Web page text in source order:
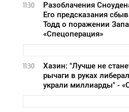
11:30
Разоблачения
Его предсказания
Тодд о поражении
«Спецоперация»
11:30
Хазин: "Лучше не
рычаги в руках
украли миллиарды" -